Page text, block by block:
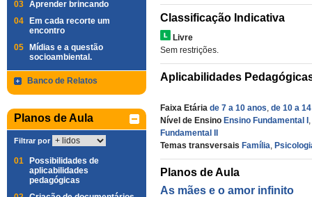
03 Aprender brincando
04
Em cada recorte um
encontro
05
Mídias e a questão
socioambiental.
Banco de Relatos
Planos de Aula
Filtrar por
01
Possibilidades de
aplicabilidades
pedagógicas
Classificação Indicativa
Livre
Sem restrições.
Aplicabilidades
Faixa Etária de 7 a 10 anos, de 10 a
Nível de Ensino Ensino Fundamental I ,
Fundamental II
Temas transversais Família,
Planos de Aula
As mães e o amor infinito